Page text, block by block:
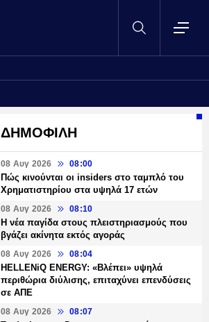
ΔΗΜΟΦΙΛΗ
08 Αυγ 2026 08:00
Πώς κινούνται οι insiders στο ταμπλό του
Χρηματιστηρίου στα υψηλά 17 ετών
08 Αυγ 2026 08:10
Η νέα παγίδα στους πλειστηριασμούς που
βγάζει ακίνητα εκτός αγοράς
08 Αυγ 2026 08:04
HELLENiQ ENERGY: «Βλέπει» υψηλά
περιθώρια διύλισης, επιταχύνει επενδύσεις
σε ΑΠΕ
08 Αυγ 2026 08:07